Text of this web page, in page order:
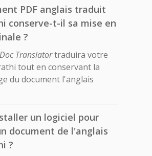
PDF anglais traduit
conserve-t-il sa mise en
?
Translatortraduira votre
tout en conservant la
du document l'anglais
un logiciel pour
document de l'anglais
?